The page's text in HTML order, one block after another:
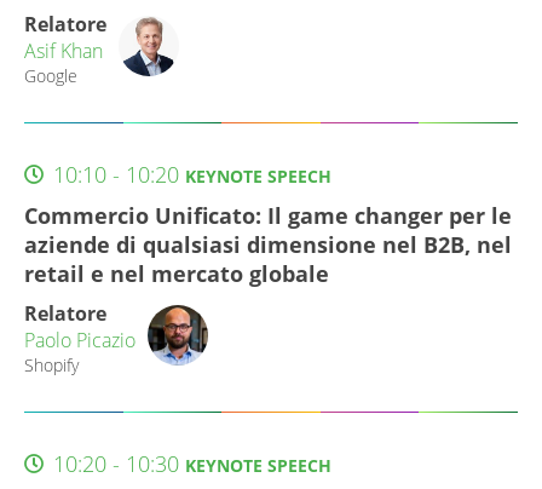
Relatore
Asif Khan
Google
10:10 - 10:20 KEYNOTE SPEECH
Commercio Unificato: Il game changer per le
aziende di qualsiasi dimensione nel B2B, nel
retail e nel mercato globale
Relatore
Paolo Picazio
Shopify
10:20 - 10:30 KEYNOTE SPEECH